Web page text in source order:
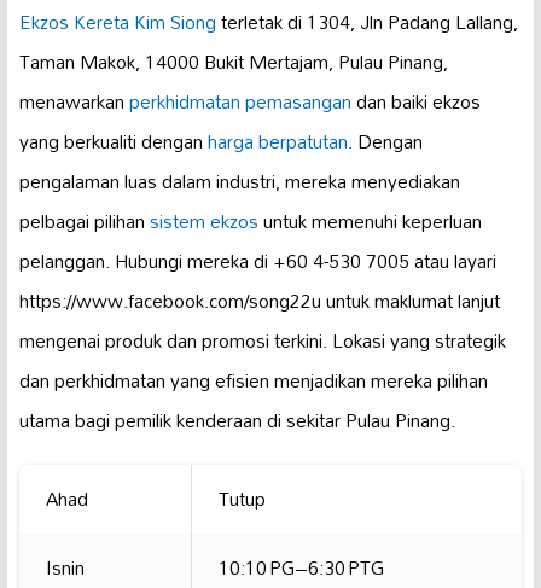
Ekzos Kereta Kim Siongterletak di 1304, Jln Padang Lallang,
Taman Makok, 14000 Bukit Mertajam, Pulau Pinang,
menawarkanperkhidmatan pemasangandan baiki ekzos
yang berkualiti denganharga berpatutan. Dengan
pengalaman luas dalam industri, mereka menyediakan
pelbagai pilihansistem ekzosuntuk memenuhi keperluan
pelanggan. Hubungi mereka di +60 4-530 7005 atau layari
https://www.facebook.com/song22u untuk maklumat lanjut
mengenai produk dan promosi terkini. Lokasi yang strategik
dan perkhidmatan yang efisien menjadikan mereka pilihan
utama bagi pemilik kenderaan di sekitar Pulau Pinang.
Ahad
Tutup
Isnin
10:10 PG–6:30 PTG